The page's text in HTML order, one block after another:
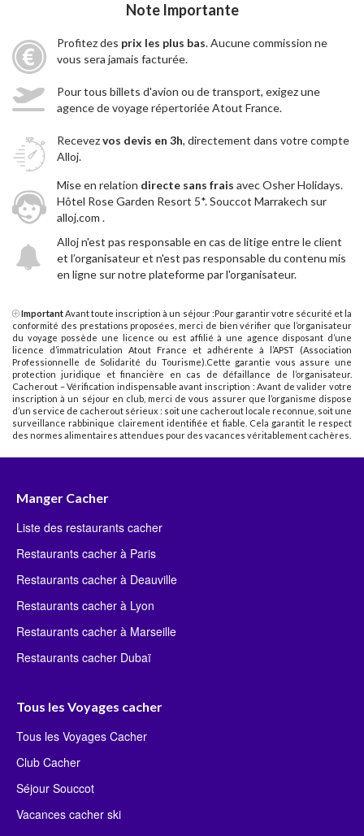
Note Importante
Profitez des prix les plus bas. Aucune commission ne
vous sera jamais facturée.
Pour tous billets d'avion ou de transport, exigez une
agence de voyage répertoriée Atout France.
Recevezvos devis en 3h, directement dans votre compte
Alloj.
Mise en relation directe sans frais avec Osher Holidays.
Hôtel Rose Garden Resort 5*. Souccot Marrakech sur
alloj.com .
Alloj n'est pas responsable en cas de litige entre le client
et l’organisateur et n'est pas responsable du contenu mis
en ligne sur notre plateforme par l'organisateur.
ImportantAvant toute inscription à un séjour :Pour garantir votre sécurité et la
conformité des prestations proposées, merci de bien vérifier que l’organisateur
du voyage possède une licence ou est affilié à une agence disposant d’une
licence d’immatriculation Atout France et adhérente à l’APST (Association
Professionnelle de Solidarité du Tourisme).Cette garantie vous assure une
protection juridique et financière en cas de défaillance de l’organisateur.
Cacherout – Vérification indispensable avant inscription : Avant de valider votre
inscription à un séjour en club, merci de vous assurer que l’organisme dispose
d’un service de cacherout sérieux : soit une cacherout locale reconnue, soit une
surveillance rabbinique clairement identifiée et fiable. Cela garantit le respect
des normes alimentaires attendues pour des vacances véritablement cachères.
Manger Cacher
Liste des restaurants cacher
Restaurants cacher à Paris
Restaurants cacher à Deauville
Restaurants cacher à Lyon
Restaurants cacher à Marseille
Restaurants cacher Dubaï
Tous les Voyages cacher
Tous les Voyages Cacher
Club Cacher
Séjour Souccot
Vacances cacher ski